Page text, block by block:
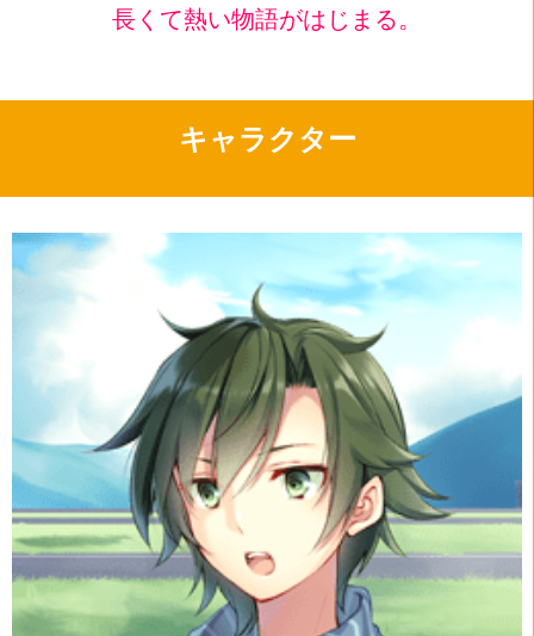
長くて熱い物語がはじまる。
キャラクター